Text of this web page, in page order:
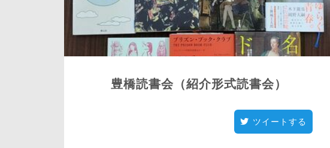
豊橋読書会（紹介形式読書会）
ツイートする